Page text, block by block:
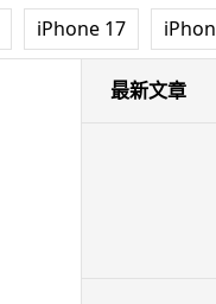
iPhone 17
最新文章